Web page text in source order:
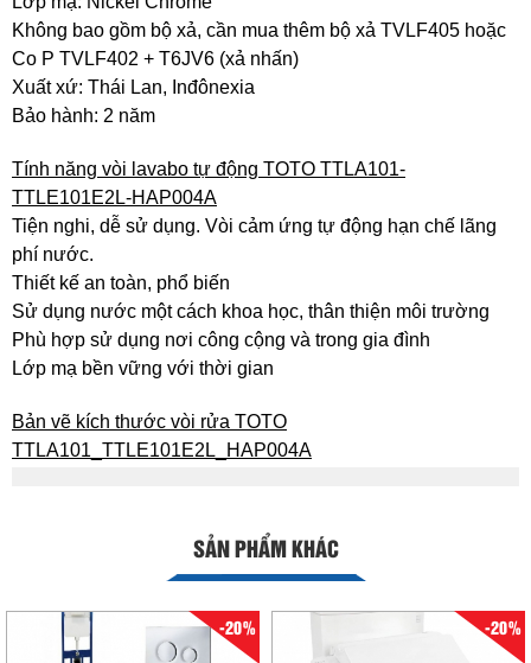
Không bao gồm bộ xả, cần mua thêm bộ xả TVLF405 hoặc
Co P TVLF402 + T6JV6 (xả nhấn)
Xuất xứ: Thái Lan, Inđônexia
Bảo hành: 2 năm
Tính năng vòi lavabo tự động TOTO TTLA101-
TTLE101E2L-HAP004A
Tiện nghi, dễ sử dụng. Vòi cảm ứng tự động hạn chế lãng
phí nước.
Thiết kế an toàn, phổ biến
Sử dụng nước một cách khoa học, thân thiện môi trường
Phù hợp sử dụng nơi công cộng và trong gia đình
Lớp mạ bền vững với thời gian
Bản vẽ kích thước vòi rửa TOTO
TTLA101_TTLE101E2L_HAP004A
SẢN PHẨM KHÁC
-20% -20%